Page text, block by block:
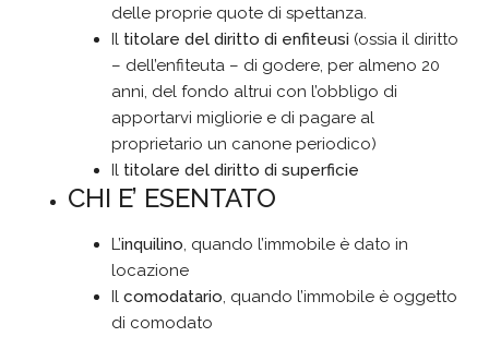
delle proprie quote di spettanza.
Il titolare del diritto di enfiteusi (ossia il diritto
– dell’enfiteuta – di godere, per almeno 20
anni, del fondo altrui con l’obbligo di
apportarvi migliorie e di pagare al
proprietario un canone periodico)
Il titolare del diritto di superficie
CHI E’ ESENTATO
L’inquilino, quando l’immobile è dato in
locazione
Ilcomodatario, quando l’immobile è oggetto
di comodato